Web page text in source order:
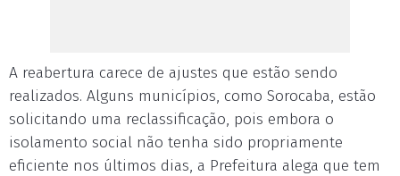
A reabertura carece de ajustes que estão sendo
realizados. Alguns municípios, como Sorocaba, estão
solicitando uma reclassificação, pois embora o
isolamento social não tenha sido propriamente
eficiente nos últimos dias, a Prefeitura alega que tem